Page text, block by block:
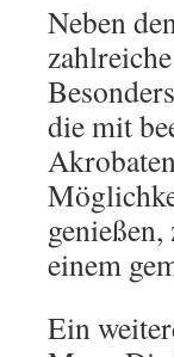
Neben
die mit
einem
Ein